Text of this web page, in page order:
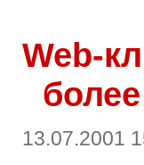
Web-
13.07.2001